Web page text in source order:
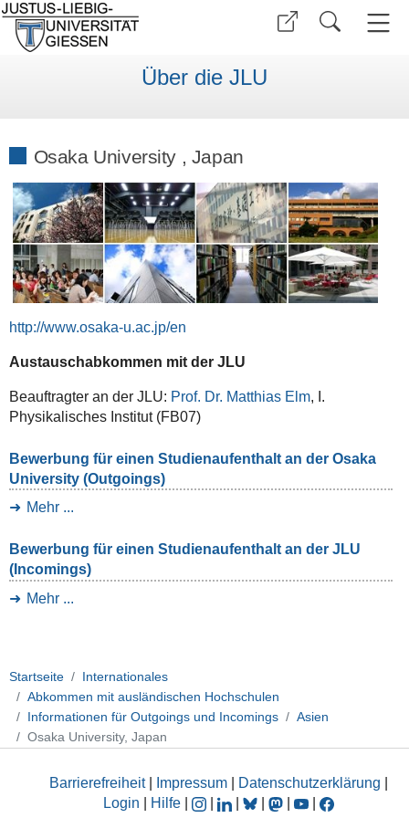
Über die JLU
Osaka University , Japan
http://www.osaka-u.ac.jp/en
Austauschabkommen mit der JLU
Beauftragter an der JLU: Prof. Dr. Matthias Elm, I.
Physikalisches Institut (FB07)
Bewerbung für einen Studienaufenthalt an der Osaka
University (Outgoings)
Mehr ...
Bewerbung für einen Studienaufenthalt an der JLU
(Incomings)
Mehr ...
Startseite
Internationales
Abkommen mit ausländischen Hochschulen
Informationen für Outgoings und Incomings
Asien
Osaka University, Japan
Barrierefreiheit| Impressum Datenschutzerklärung
Login
Hilfe